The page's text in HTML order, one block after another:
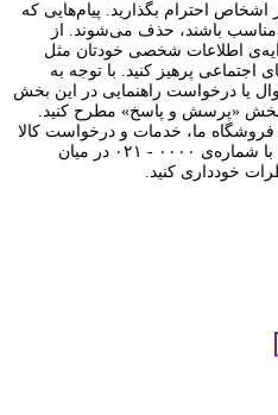
اشخاص احترام بگذارید. پیام‌هایی که
باشند، حذف می‌شوند. از
اطلاعات شخصی خودتان مثل
پرهیز کنید. با توجه به
یا درخواست راهنمایی در این بخش
بخش «پرسش و پاسخ» مطرح کنید.
ما، خدمات و درخواست کالا
را با ایمیل info@yourdomain.com یا با شماره‌ی ۰۰۰۰ - ۰۲۱ در میان
خودداری کنید.